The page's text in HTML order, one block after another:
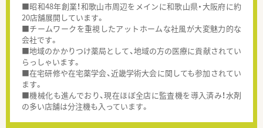
■昭和48年創業！和歌山市周辺をメインに和歌山県・大阪府に約
20店舗展開しています。
■チームワークを重視したアットホームな社風が大変魅力的な
会社です。
■地域のかかりつけ薬局として、地域の方の医療に貢献されてい
らっしゃいます。
■在宅研修や在宅薬学会、近畿学術大会に関しても参加されてい
ます。
■機械化も進んでおり、現在ほぼ全店に監査機を導入済み！水剤
の多い店舗は分注機も入っています。